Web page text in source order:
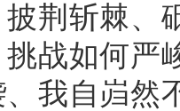
荆斩棘、
战如何严
我自岿然